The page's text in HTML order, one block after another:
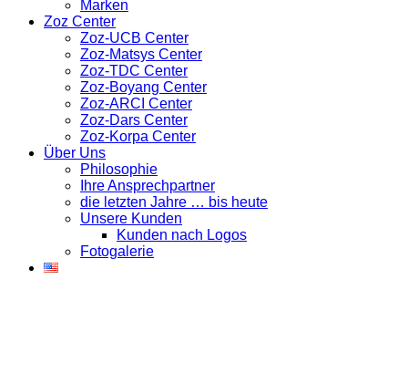
Marken
Zoz Center
Zoz-UCB Center
Zoz-Matsys Center
Zoz-TDC Center
Zoz-Boyang Center
Zoz-ARCI Center
Zoz-Dars Center
Zoz-Korpa Center
Über Uns
Philosophie
Ihre Ansprechpartner
die letzten Jahre … bis heute
Unsere Kunden
Kunden nach Logos
Fotogalerie